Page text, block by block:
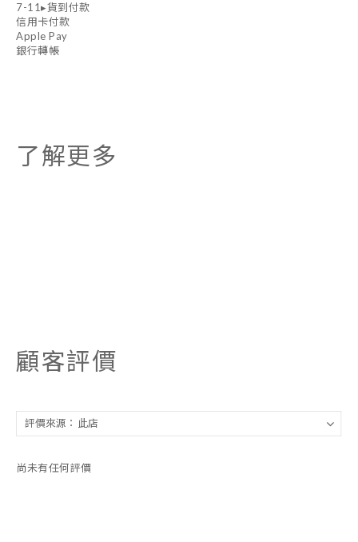
7-11▸貨到付款
信用卡付款
Apple Pay
銀行轉帳
了解更多
顧客評價
尚未有任何評價